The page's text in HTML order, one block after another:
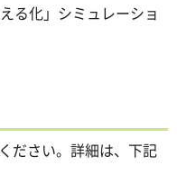
る化」シミュレーショ
ださい。詳細は、下記